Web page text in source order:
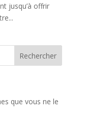
jusqu’à offrir
que vous ne le